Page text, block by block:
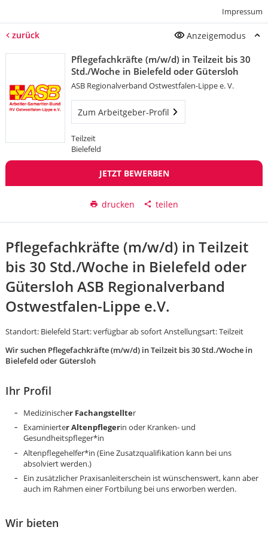
Impressum
zurück Anzeigemodus
Pflegefachkräfte (m/w/d) in Teilzeit bis 30
Std./Woche in Bielefeld oder Gütersloh
ASB Regionalverband Ostwestfalen-Lippe e. V.
Zum Arbeitgeber-Profil
Teilzeit
Bielefeld
JETZT BEWERBEN
drucken teilen
Pflegefachkräfte (m/w/d) in Teilzeit
bis 30 Std./Woche in Bielefeld oder
Gütersloh ASB Regionalverband
Ostwestfalen-Lippe e.V.
Standort: Bielefeld Start: verfügbar ab sofort Anstellungsart: Teilzeit
Wir suchen Pflegefachkräfte (m/w/d) in Teilzeit bis 30 Std./Woche in
Bielefeld oder Gütersloh
Ihr Profil
Medizinischer Fachangstellter
Examinierter Altenpflegerin oder Kranken- und
Gesundheitspfleger*in
Altenpflegehelfer*in (Eine Zusatzqualifikation kann bei uns
absolviert werden.)
Ein zusätzlicher Praxisanleiterschein ist wünschenswert, kann aber
auch im Rahmen einer Fortbilung bei uns erworben werden.
Wir bieten